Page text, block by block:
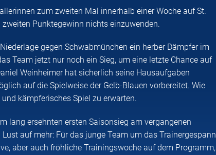
zum zweiten Mal innerhalb einer Woche auf St.
Punktegewinn nichts einzuwenden.
gegen Schwabmünchen ein herber Dämpfer im
Team jetzt nur noch ein Sieg, um eine letzte Chance auf
Weinheimer hat sicherlich seine Hausaufgaben
auf die Spielweise der Gelb-Blauen vorbereitet. Wie
kämpferisches Spiel zu erwarten.
lang ersehnten ersten Saisonsieg am vergangenen
auf mehr: Für das junge Team um das Trainergespann
aber auch fröhliche Trainingswoche auf dem Programm,